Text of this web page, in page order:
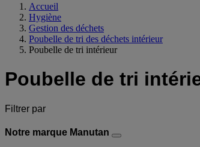
Accueil
Hygiène
Gestion des déchets
Poubelle de tri des déchets intérieur
Poubelle de tri intérieur
Poubelle de tri
Filtrer par
Notre marque Manutan